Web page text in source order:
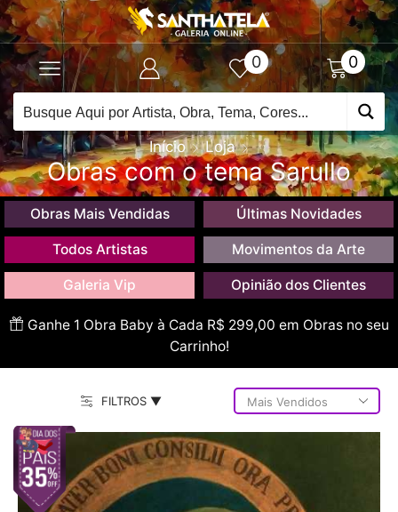
0 0
Início Loja
Obras com o tema Sarullo
Obras Mais Vendidas Últimas Novidades
Todos Artistas Movimentos da Arte
Galeria Vip Opinião dos Clientes
Ganhe 1 Obra Baby à Cada R$ 299,00 em Obras no seu
Carrinho!
FILTROS ▼